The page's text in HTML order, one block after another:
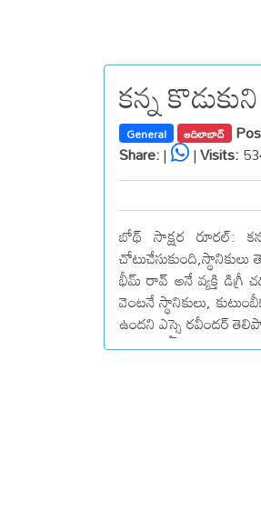
కన్న
General ఆదిలాబాద్
Share:| |Visits:
బోథ్ సాక్షర రూరల్:
భీమ్ రావ్ అనే వ్యక్తి డిగ్రీ
వెంటనే స్థానికులు,
ఉందని ఎస్సై రవీందర్